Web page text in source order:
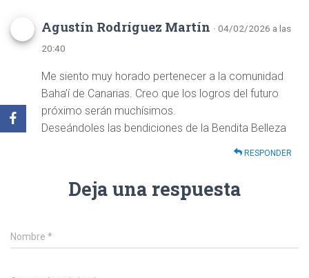
Agustín Rodríguez Martín · 04/02/2026 a las
20:40
Me siento muy horado pertenecer a la comunidad
Baha’í de Canarias. Creo que los logros del futuro
próximo serán muchísimos.
Deseándoles las bendiciones de la Bendita Belleza
RESPONDER
Deja una respuesta
Nombre *